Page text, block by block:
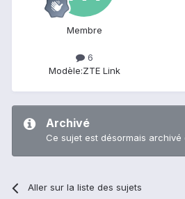
Membre
6
Modèle:ZTE Link
Archivé
Ce sujet est désormais
Aller sur la liste des sujets